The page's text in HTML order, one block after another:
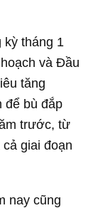
kỳ tháng 1
và Đầu
tăng
để bù đắp
trước, từ
giai đoạn
nay cũng